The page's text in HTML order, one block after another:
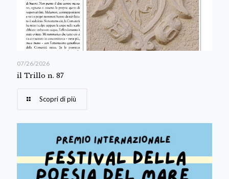
07/26/2026
il Trillo n. 87
Scopri di più